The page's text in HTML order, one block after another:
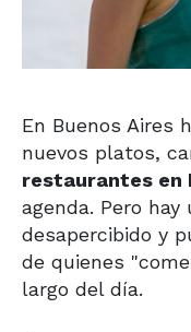
En Buenos Aires
nuevos platos,
restaurantes en
agenda. Pero
desapercibido y
de quienes
largo del día.